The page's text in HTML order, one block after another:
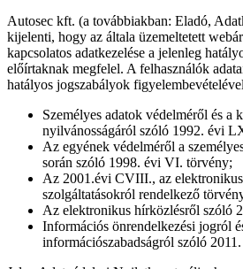
Autosec kft. (a továbbiakban: Eladó,
kijelenti, hogy az általa üzemeltetett
kapcsolatos adatkezelése a jelenleg
előírtaknak megfelel. A felhasználók
hatályos jogszabályok
Személyes adatok védelméről és a
nyilvánosságáról szóló 1992. évi
Az egyének védelméről a
során szóló 1998. évi VI. törvény;
Az 2001.évi CVIII., az
szolgáltatásokról rendelkező
Az elektronikus hírközlésről szóló
Információs önrendelkezési jogról
információszabadságról szóló